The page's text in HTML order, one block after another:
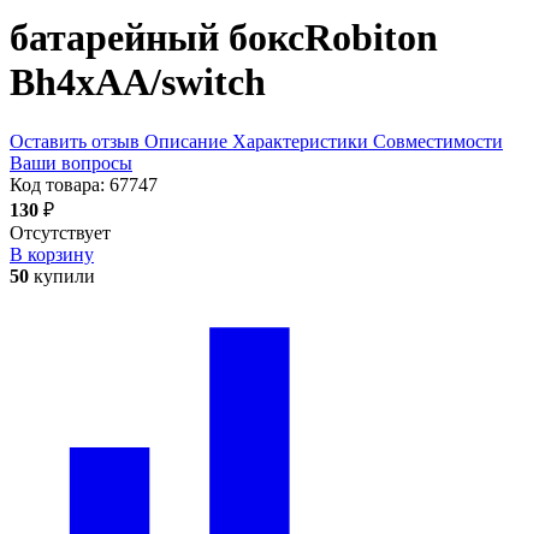
батарейный боксRobiton
Bh4xAA/switch
Оставить отзыв Описание Характеристики Совместимости
Ваши вопросы
Код товара: 67747
130 ₽
Отсутствует
В корзину
50 купили